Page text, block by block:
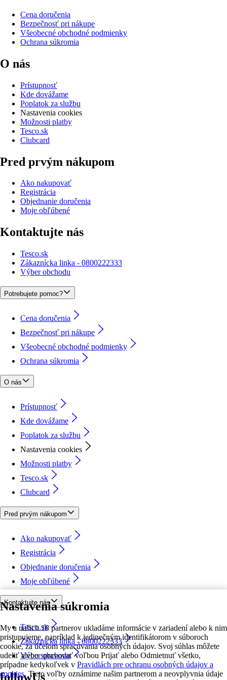
Nastavenia súkromia
My a našich 18 partnerov ukladáme informácie v zariadení alebo k nim
pristupujeme, napríklad k jedinečným identifikátorom v súboroch
cookie, za účelom spracúvania osobných údajov. Svoj súhlas môžete
udeliť alebo spravovať voľbou Prijať alebo Odmietnuť všetko,
prípadne kedykoľvek v Pravidlách pre ochranu osobných údajov a
cookies. Tieto voľby oznámime našim partnerom a neovplyvnia údaje
Cena doručenia
Bezpečnosť pri nákupe
Všeobecné obchodné podmienky
Ochrana súkromia
O nás
Prístupnosť
Kde dovážame
Poplatok za službu
Nastavenia cookies
Možnosti platby
Tesco.sk
Clubcard
Pred prvým nákupom
Ako nakupovať
Registrácia
Objednanie doručenia
Moje obľúbené
Kontaktujte nás
Tesco.sk
Zákaznícka linka - 0800222333
Výber obchodu
Potrebujete pomoc?
Cena doručenia
Bezpečnosť pri nákupe
Všeobecné obchodné podmienky
Ochrana súkromia
O nás
Prístupnosť
Kde dovážame
Poplatok za službu
Nastavenia cookies
Možnosti platby
Tesco.sk
Clubcard
Pred prvým nákupom
Ako nakupovať
Registrácia
Objednanie doručenia
Moje obľúbené
Kontaktujte nás
Tesco.sk
Zákaznícka linka - 0800222333
Výber obchodu
followUs